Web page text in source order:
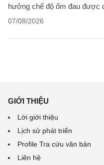
hưởng chế độ ốm đau được
07/08/2026
GIỚI THIỆU
Lời giới thiệu
Lịch sử phát triển
Profile Tra cứu văn bản
Liên hệ